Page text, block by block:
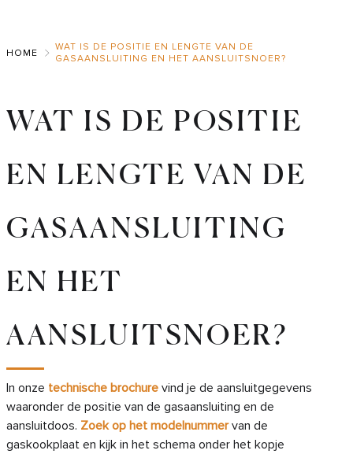
Main
HOME
WAT IS DE POSITIE EN LENGTE VAN DE
GASAANSLUITING EN HET AANSLUITSNOER?
WAT IS DE POSITIE
EN LENGTE VAN DE
GASAANSLUITING
EN HET
AANSLUITSNOER?
In onze technische brochure vind je de aansluitgegevens
waaronder de positie van de gasaansluiting en de
aansluitdoos. Zoek op het modelnummervan de
gaskookplaat en kijk in het schema onder het kopje